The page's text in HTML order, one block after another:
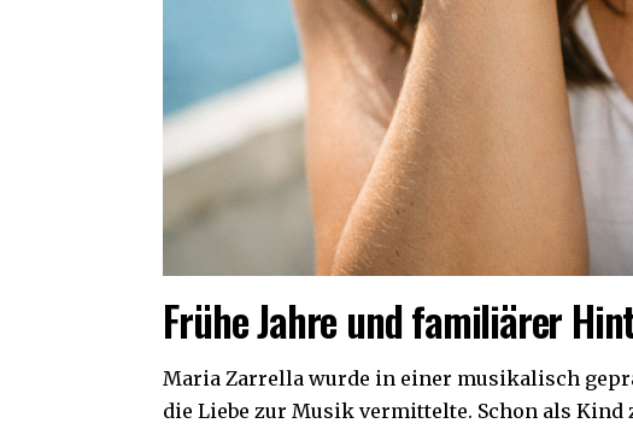
Frühe Jahre und familiärer
Maria Zarrella wurde in einer musikalisch
die Liebe zur Musik vermittelte. Schon als